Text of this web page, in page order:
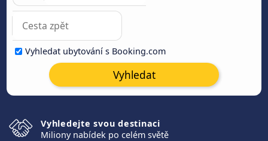
Vyhledat ubytování s Booking.com
Vyhledat
Vyhledejte svou destinaci
Miliony nabídek po celém světě